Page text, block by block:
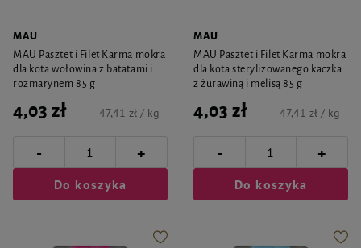
MAU
MAU Pasztet i Filet Karma mokra
dla kota wołowina z batatami i
rozmarynem 85 g
4,03 zł 47,41 zł / kg
- +
Do koszyka
MAU
MAU Pasztet i Filet Karma mokra
dla kota sterylizowanego kaczka
z żurawiną i melisą 85 g
4,03 zł 47,41 zł / kg
- +
Do koszyka